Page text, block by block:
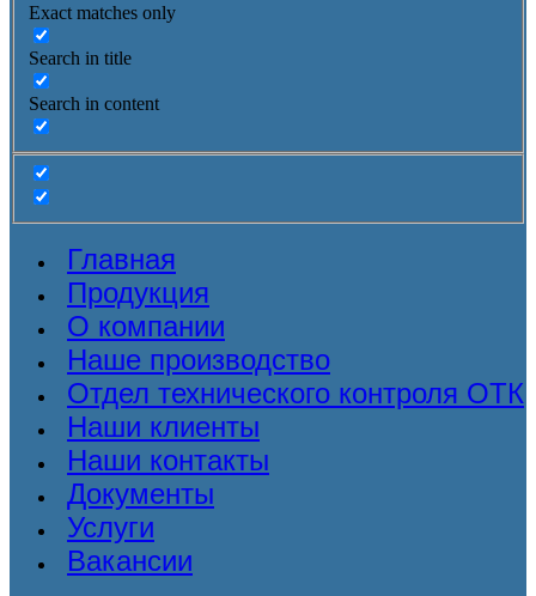
Exact matches only
Search in title
Search in content
Главная
Продукция
О компании
Наше производство
Отдел технического контроля ОТК
Наши клиенты
Наши контакты
Документы
Услуги
Вакансии